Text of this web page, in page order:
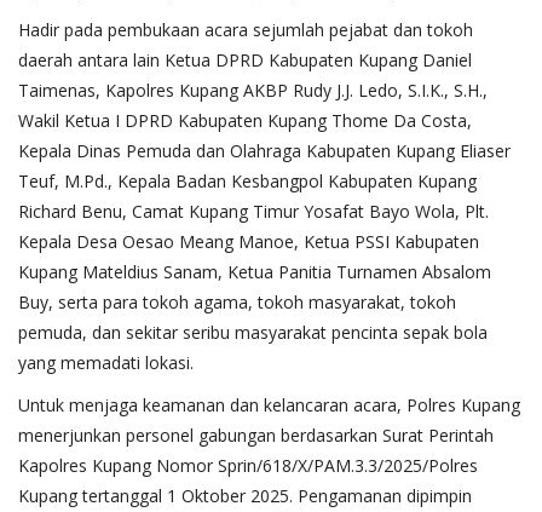
Hadir pada pembukaan acara sejumlah pejabat dan tokoh
daerah antara lain Ketua DPRD Kabupaten Kupang Daniel
Taimenas, Kapolres Kupang AKBP Rudy J.J. Ledo, S.I.K., S.H.,
Wakil Ketua I DPRD Kabupaten Kupang Thome Da Costa,
Kepala Dinas Pemuda dan Olahraga Kabupaten Kupang Eliaser
Teuf, M.Pd., Kepala Badan Kesbangpol Kabupaten Kupang
Richard Benu, Camat Kupang Timur Yosafat Bayo Wola, Plt.
Kepala Desa Oesao Meang Manoe, Ketua PSSI Kabupaten
Kupang Mateldius Sanam, Ketua Panitia Turnamen Absalom
Buy, serta para tokoh agama, tokoh masyarakat, tokoh
pemuda, dan sekitar seribu masyarakat pencinta sepak bola
yang memadati lokasi.
Untuk menjaga keamanan dan kelancaran acara, Polres Kupang
menerjunkan personel gabungan berdasarkan Surat Perintah
Kapolres Kupang Nomor Sprin/618/X/PAM.3.3/2025/Polres
Kupang tertanggal 1 Oktober 2025. Pengamanan dipimpin